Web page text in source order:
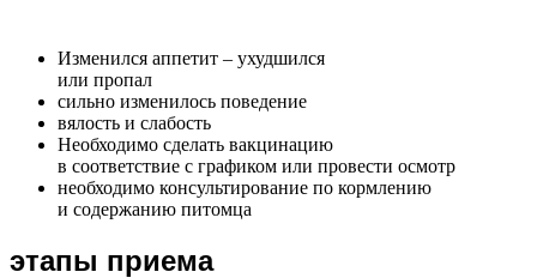
Изменился аппетит – ухудшился
или пропал
сильно изменилось поведение
вялость и слабость
Необходимо сделать вакцинацию
в соответствие с графиком или провести осмотр
необходимо консультирование по кормлению
и содержанию питомца
этапы приема